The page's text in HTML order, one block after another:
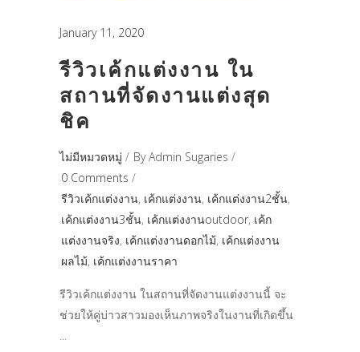
January 11, 2020
รีวิวเค้กแต่งงาน ใน
สถานที่จัดงานแต่งสุด
ชิค
ไม่มีหมวดหมู่ ByAdmin Sugaries
0 Comments
รีวิวเค้กแต่งงาน, เค้กแต่งงาน, เค้กแต่งงาน2ชั้น,
เค้กแต่งงาน3ชั้น, เค้กแต่งงานoutdoor, เค้ก
แต่งงานจริง, เค้กแต่งงานดอกไม้, เค้กแต่งงาน
ผลไม้, เค้กแต่งงานราคา
รีวิวเค้กแต่งงาน ในสถานที่จัดงานแต่งงานนี้ จะ
ช่วยให้คู่บ่าวสาวมองเห็นภาพจริงในงานที่เกิดขึ้น